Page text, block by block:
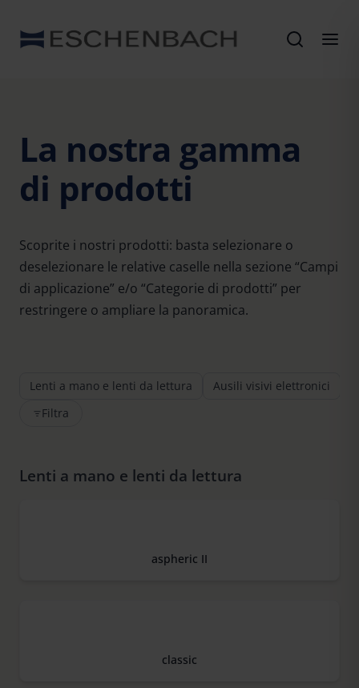
La nostra gamma
di prodotti
Scoprite i nostri prodotti: basta selezionare o
deselezionare le relative caselle nella sezione “Campi
di applicazione” e/o “Categorie di prodotti” per
restringere o ampliare la panoramica.
Lenti a mano e lenti da lettura Ausili visivi elettronici
Filtra
Lenti a mano e lenti da lettura
aspheric II
classic